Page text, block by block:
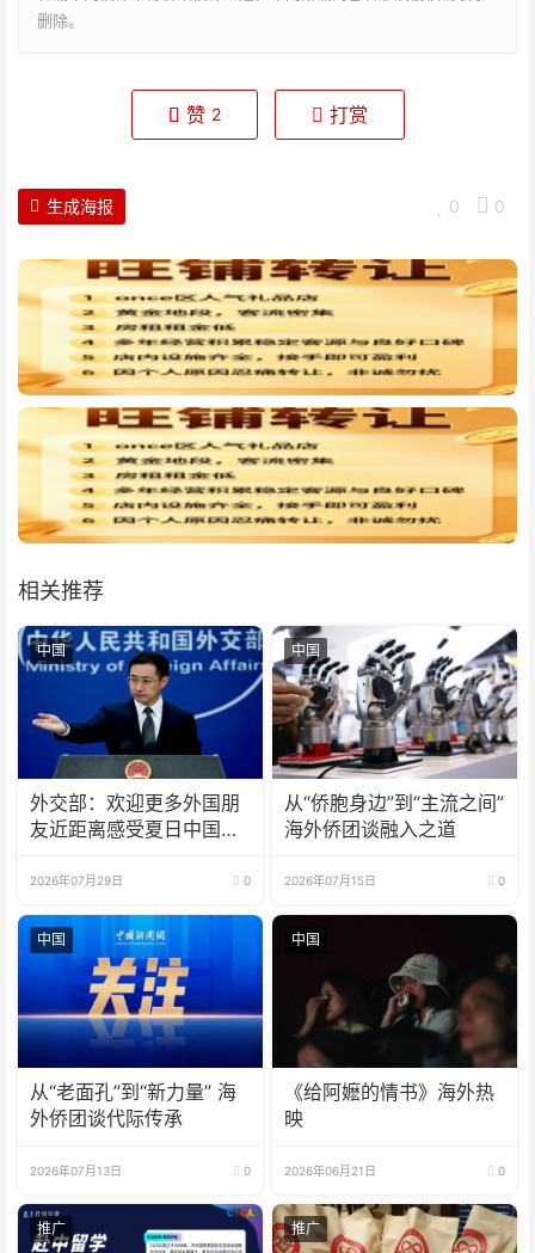
删除。
赞 2 打赏
0 0
生成海报
相关推荐
中国
外交部：欢迎更多外国朋
友近距离感受夏日中国的
2026年07月29日 0
中国
从“侨胞身边”到“主流之间”
海外侨团谈融入之道
2026年07月15日 0
中国
从“老面孔”到“新力量” 海
外侨团谈代际传承
2026年07月13日 0
中国
《给阿嬷的情书》海外热
映
2026年06月21日 0
推广 推广